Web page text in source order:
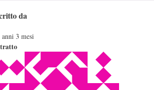
da
anni 3 mesi